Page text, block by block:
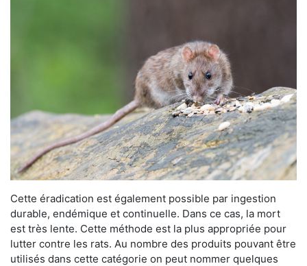
Cette éradication est également possible par ingestion
durable, endémique et continuelle. Dans ce cas, la mort
est très lente. Cette méthode est la plus appropriée pour
lutter contre les rats. Au nombre des produits pouvant être
utilisés dans cette catégorie on peut nommer quelques